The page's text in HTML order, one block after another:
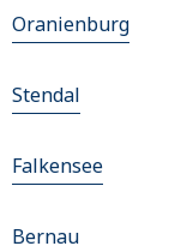
Oranienburg
Stendal
Falkensee
Bernau